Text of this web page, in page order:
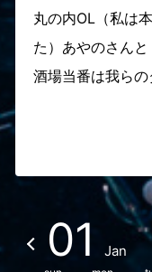
丸の内OL（私は
た）あやのさんと
酒場当番は我らの
01 Jan